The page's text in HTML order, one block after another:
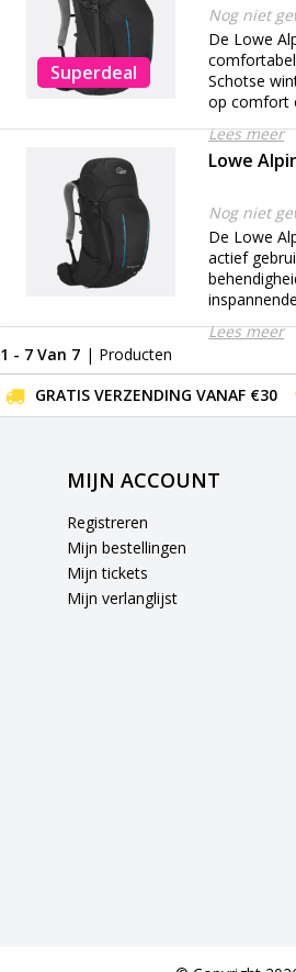
Superdeal
Nog niet
De Lowe
Schotse
op comfort
Lees meer
Lowe
Nog niet
De Lowe
actief
Lees meer
1 - 7 Van 7 | Producten
GRATIS VERZENDING VANAF €30
MIJN ACCOUNT
Registreren
Mijn bestellingen
Mijn tickets
Mijn verlanglijst